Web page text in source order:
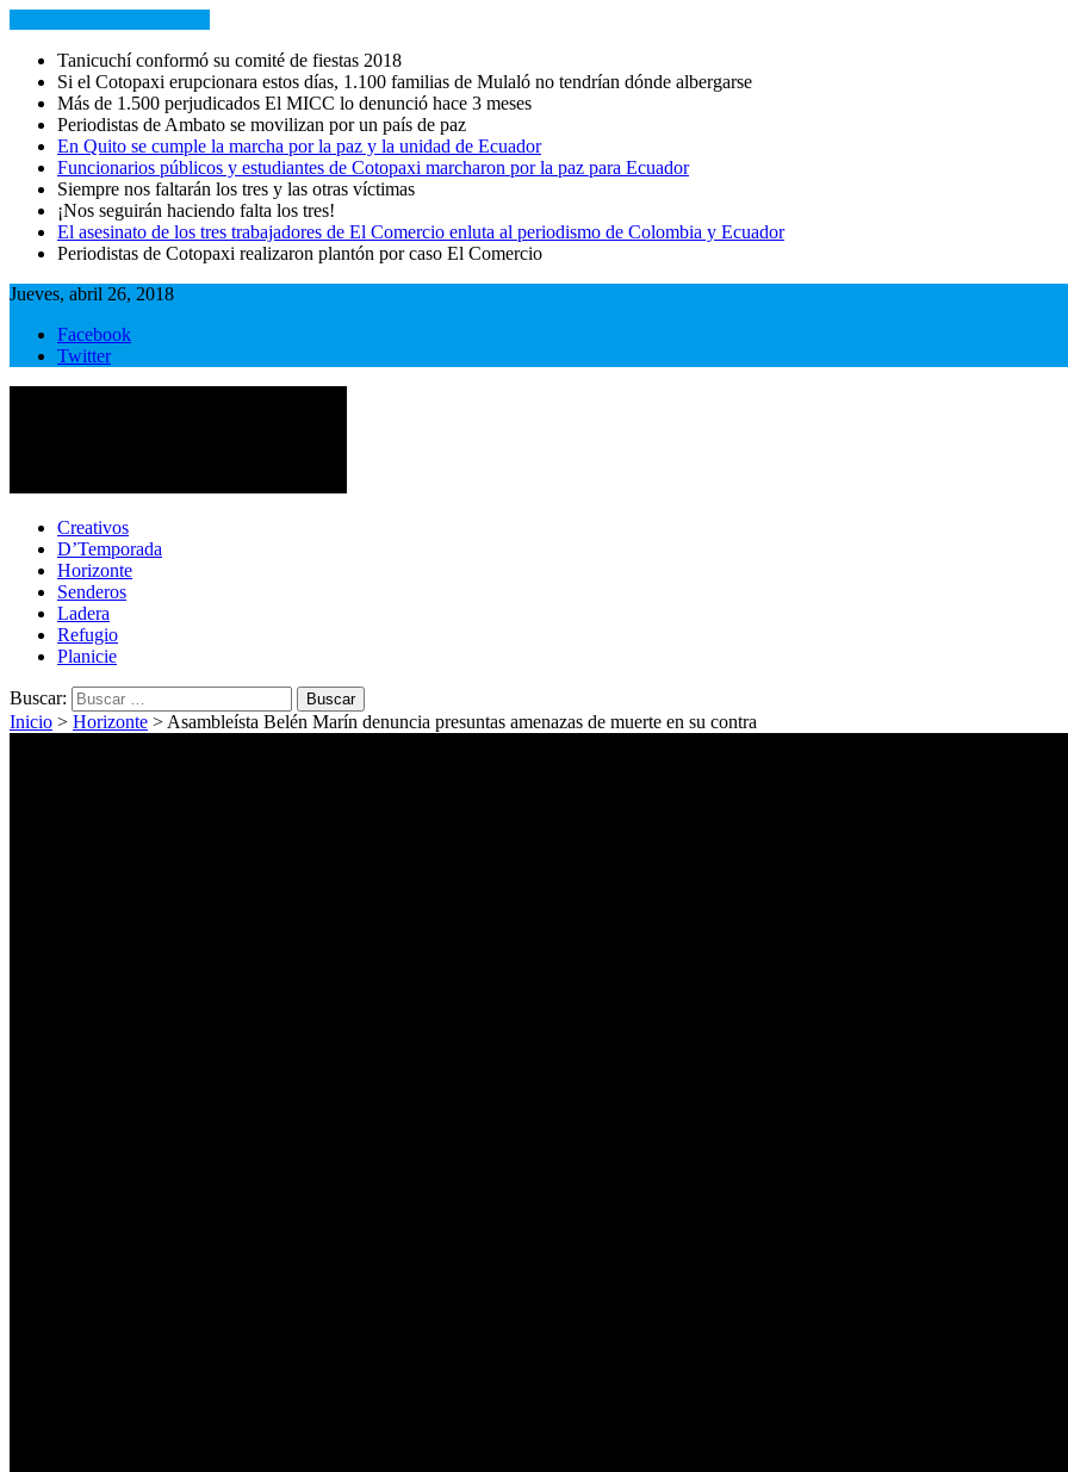
Tanicuchí conformó su comité de fiestas 2018
Si el Cotopaxi erupcionara estos días, 1.100 familias de Mulaló no tendrían dónde albergarse
Más de 1.500 perjudicados El MICC lo denunció hace 3 meses
Periodistas de Ambato se movilizan por un país de paz
En Quito se cumple la marcha por la paz y la unidad de Ecuador
Funcionarios públicos y estudiantes de Cotopaxi marcharon por la paz para Ecuador
Siempre nos faltarán los tres y las otras víctimas
¡Nos seguirán haciendo falta los tres!
El asesinato de los tres trabajadores de El Comercio enluta al periodismo de Colombia y Ecuador
Periodistas de Cotopaxi realizaron plantón por caso El Comercio
Jueves, abril 26, 2018
Facebook
Twitter
Cotopaxi Noticias
Primer periódico multimedia del centro del país
Creativos
D’Temporada
Horizonte
Senderos
Ladera
Refugio
Planicie
Buscar:
Inicio > Horizonte > Asambleísta Belén Marín denuncia presuntas amenazas de muerte en su contra